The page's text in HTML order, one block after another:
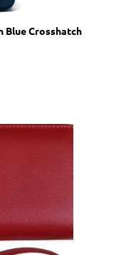
Blue Crosshatch